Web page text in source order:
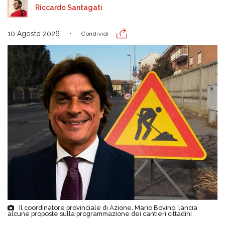
Riccardo Santagati
10 Agosto 2026 Condividi
Il coordinatore provinciale di Azione, Mario Bovino, lancia
alcune proposte sulla programmazione dei cantieri cittadini